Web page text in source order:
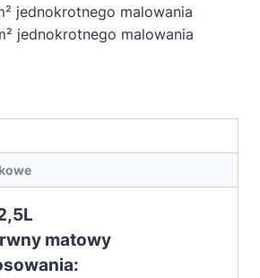
malowania
malowania
matowy